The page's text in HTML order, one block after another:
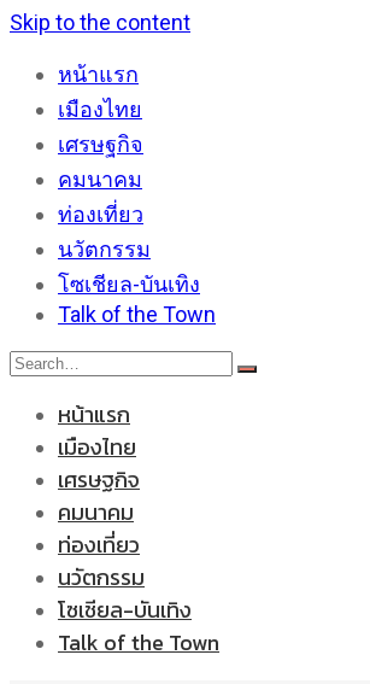
Skip to the content
หน้าแรก
เมืองไทย
เศรษฐกิจ
คมนาคม
ท่องเที่ยว
นวัตกรรม
โซเชียล-บันเทิง
Talk of the Town
หน้าแรก
เมืองไทย
เศรษฐกิจ
คมนาคม
ท่องเที่ยว
นวัตกรรม
โซเชียล-บันเทิง
Talk of the Town